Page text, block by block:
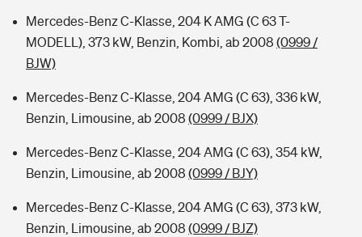
Mercedes-Benz C-Klasse, 204 K AMG (C 63 T-
MODELL), 373 kW, Benzin, Kombi, ab 2008 (0999 /
BJW)
Mercedes-Benz C-Klasse, 204 AMG (C 63), 336 kW,
Benzin, Limousine, ab 2008 (0999 / BJX)
Mercedes-Benz C-Klasse, 204 AMG (C 63), 354 kW,
Benzin, Limousine, ab 2008 (0999 / BJY)
Mercedes-Benz C-Klasse, 204 AMG (C 63), 373 kW,
Benzin, Limousine, ab 2008 (0999 / BJZ)